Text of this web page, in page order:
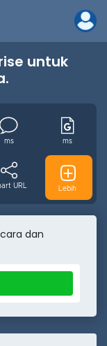
untuk
ms ms
URL Digital GS1
Pinterest
Lebih
dan